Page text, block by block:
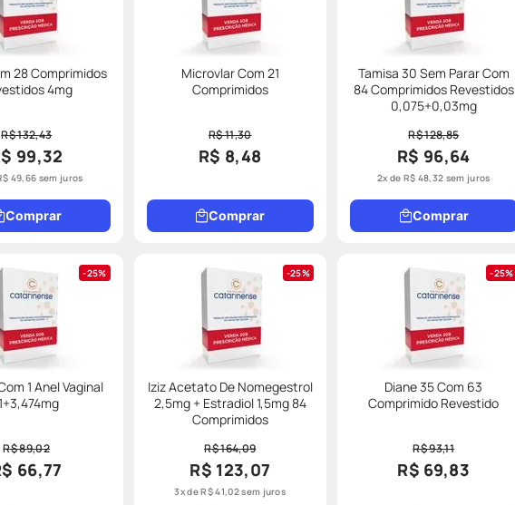
28 Comprimidos
4mg
R$ 132,43
99,32
49,66 sem juros
Comprar
Microvlar Com 21
Comprimidos
R$ 11,30
R$ 8,48
Comprar
Tamisa 30 Sem Parar Com
84 Comprimidos Revestidos
0,075+0,03mg
R$ 128,85
R$ 96,64
2x de R$ 48,32 sem juros
Comprar
25%
1 Anel Vaginal
R$ 89,02
66,77
25%
Iziz Acetato De Nomegestrol
2,5mg + Estradiol 1,5mg 84
Comprimidos
R$ 164,09
R$ 123,07
3x deR$41,02sem juros
25%
Diane 35 Com 63
Comprimido Revestido
R$ 93,11
R$ 69,83